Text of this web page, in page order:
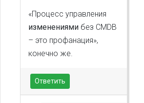
«Процесс управления
изменениями без CMDB
– это профанация»,
конечно же.
Ответить